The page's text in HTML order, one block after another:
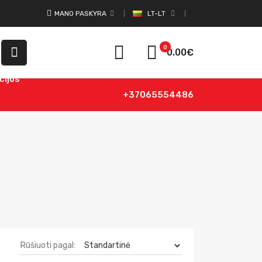
LT-LT
MANO PASKYRA
00.00€
+37065554486
Rūšiuoti pagal: